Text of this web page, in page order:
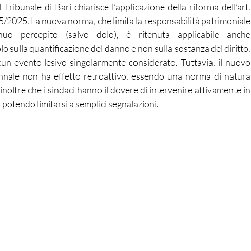
di Bari chiarisce l’applicazione della riforma dell’art.
2025. La nuova norma, che limita la responsabilità patrimoniale
percepito (salvo dolo), è ritenuta applicabile anche
sulla quantificazione del danno e non sulla sostanza del diritto.
evento lesivo singolarmente considerato. Tuttavia, il nuovo
non ha effetto retroattivo, essendo una norma di natura
che i sindaci hanno il dovere di intervenire attivamente in
limitarsi a semplici segnalazioni.